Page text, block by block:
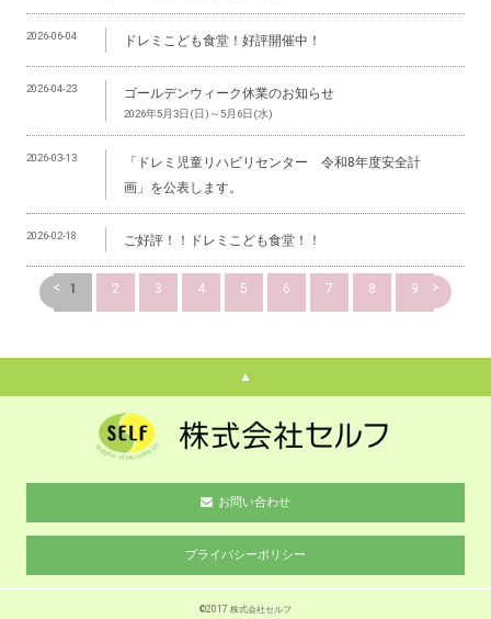
2026-06-04 ドレミこども食堂！好評開催中！
2026-04-23 ゴールデンウィーク休業のお知らせ
2026年5月3日(日)～5月6日(水)
2026-03-13
「ドレミ児童リハビリセンター 令和8年度安全計
画」を公表します。
2026-02-18 ご好評！！ドレミこども食堂！！
< 1 2 3 4 5 6 7 8 9 >
▲
お問い合わせ
プライバシーポリシー
©2017 株式会社セルフ